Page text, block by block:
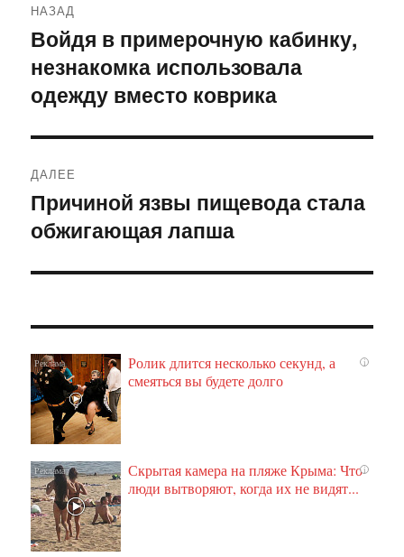
по
записям
НАЗАД
Предыдущая
запись:
Войдя в примерочную кабинку,
незнакомка использовала
одежду вместо коврика
ДАЛЕЕ
Следующая
запись:
Причиной язвы пищевода стала
обжигающая лапша
i
Ролик длится несколько секунд, а
смеяться вы будете долго
i
Скрытая камера на пляже Крыма: Что
люди вытворяют, когда их не видят...